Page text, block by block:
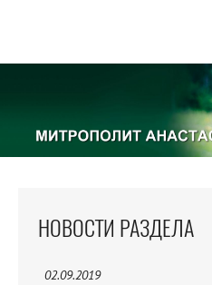
НОВОСТИ РАЗДЕЛА
02.09.2019